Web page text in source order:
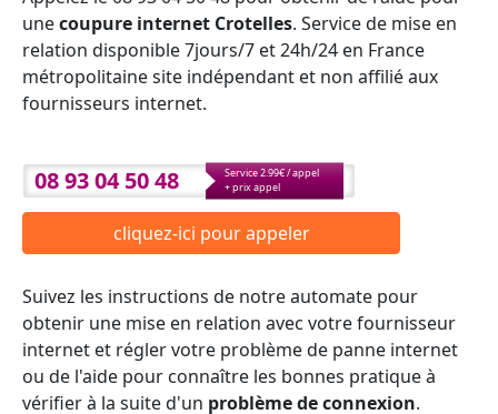
unecoupure internet Crotelles. Service de mise en
relation disponible 7jours/7 et 24h/24 en France
métropolitaine site indépendant et non affilié aux
fournisseurs internet.
08 93 04 50 48
Service 2.99€ / appel
+ prix appel
cliquez-ici pour appeler
Suivez les instructions de notre automate pour
obtenir une mise en relation avec votre fournisseur
internet et régler votre problème de panne internet
ou de l'aide pour connaître les bonnes pratique à
vérifier à la suite d'un problème de connexion.